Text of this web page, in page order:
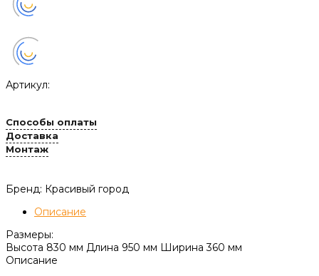
Артикул:
Способы оплаты
Доставка
Монтаж
Бренд: Красивый город
Описание
Размеры:
Высота 830 мм Длина 950 мм Ширина 360 мм
Описание